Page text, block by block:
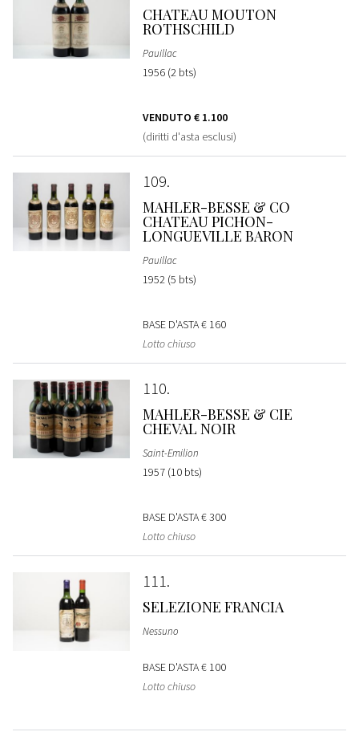
CHATEAU MOUTON
ROTHSCHILD
Pauillac
1956 (2 bts)
VENDUTO € 1.100
(diritti d'asta esclusi)
109
MAHLER-BESSE & CO
CHATEAU PICHON-
LONGUEVILLE BARON
Pauillac
1952 (5 bts)
BASE D'ASTA€ 160
Lotto chiuso
110
MAHLER-BESSE & CIE
CHEVAL NOIR
Saint-Emilion
1957 (10 bts)
BASE D'ASTA€ 300
Lotto chiuso
111
SELEZIONE FRANCIA
Nessuno
BASE D'ASTA€ 100
Lotto chiuso